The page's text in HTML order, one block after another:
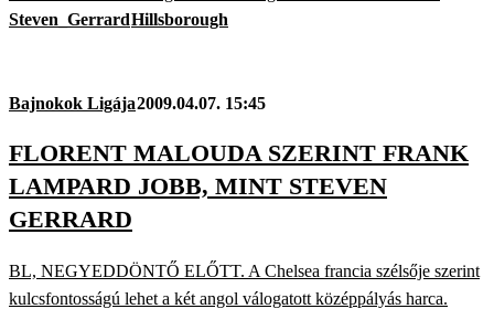
Steven_GerrardHillsborough
Bajnokok Ligája2009.04.07. 15:45
FLORENT MALOUDA SZERINT FRANK
LAMPARD JOBB, MINT STEVEN
GERRARD
BL, NEGYEDDÖNTŐ ELŐTT. A Chelsea francia szélsője szerint
kulcsfontosságú lehet a két angol válogatott középpályás harca.